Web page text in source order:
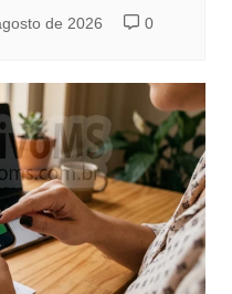
de 2026 0